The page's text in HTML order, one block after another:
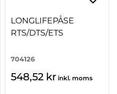
LONGLIFEPÅSE
RTS/DTS/ETS
704126
548,52 kr inkl. moms